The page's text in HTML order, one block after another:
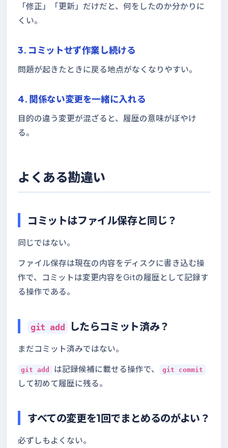
「修正」「更新」だけだと、何をしたのか分かりに
くい。
3. コミットせず作業し続ける
問題が起きたときに戻る地点がなくなりやすい。
4. 関係ない変更を一緒に入れる
目的の違う変更が混ざると、履歴の意味がぼやけ
る。
よくある勘違い
コミットはファイル保存と同じ？
同じではない。
ファイル保存は現在の内容をディスクに書き込む操
作で、コミットは変更内容をGitの履歴として記録す
る操作である。
git add したらコミット済み？
まだコミット済みではない。
git add は記録候補に載せる操作で、 git commit
して初めて履歴に残る。
すべての変更を1回でまとめるのがよい？
必ずしもよくない。